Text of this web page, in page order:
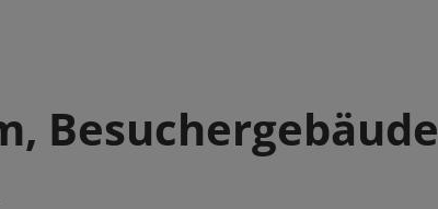
Besuchergebäude